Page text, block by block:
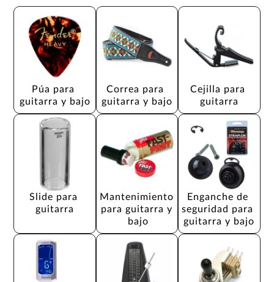
Púa para
guitarra y bajo
Correa para
guitarra y bajo
Cejilla para
guitarra
Slide para
guitarra
Mantenimiento
para guitarra y
bajo
Enganche de
seguridad para
guitarra y bajo